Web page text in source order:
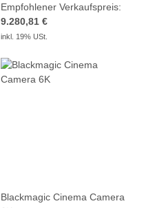
Empfohlener Verkaufspreis:
9.280,81 €
inkl. 19% USt.
Blackmagic Cinema Camera